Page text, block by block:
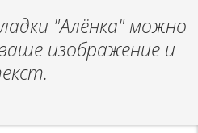
"Алёнка" можно
изображение и